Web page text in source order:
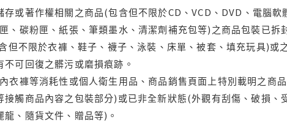
或著作權相關之商品(包含但不限於CD、VCD、DVD、電腦
、碳粉匣、紙張、筆類墨水、清潔劑補充包等)之商品包裝已拆
但不限於衣褲、鞋子、襪子、泳裝、床單、被套、填充玩具)或
可回復之髒污或磨損痕跡。
衣褲等消耗性或個人衛生用品、商品銷售頁面上特別載明之商
接觸商品內容之包裝部分)或已非全新狀態(外觀有刮傷、破損、
、隨貨文件、贈品等)。